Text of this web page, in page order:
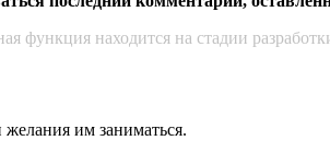
функция находится на стадии
им за­нимать­ся.